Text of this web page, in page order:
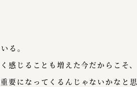
る。
感じることも増えた今だからこそ、
要になってくるんじゃないかなと思